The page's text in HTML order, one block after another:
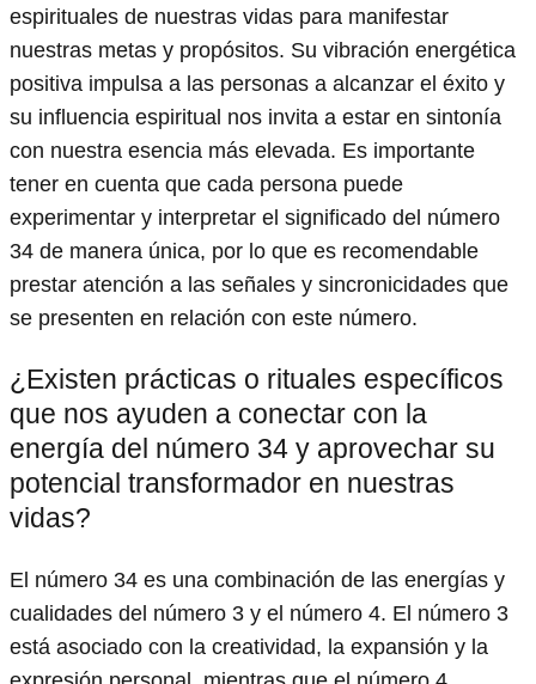
espirituales de nuestras vidas para manifestar
nuestras metas y propósitos. Su vibración energética
positiva impulsa a las personas a alcanzar el éxito y
su influencia espiritual nos invita a estar en sintonía
con nuestra esencia más elevada. Es importante
tener en cuenta que cada persona puede
experimentar y interpretar el significado del número
34 de manera única, por lo que es recomendable
prestar atención a las señales y sincronicidades que
se presenten en relación con este número.
¿Existen prácticas o rituales específicos
que nos ayuden a conectar con la
energía del número 34 y aprovechar su
potencial transformador en nuestras
vidas?
El número 34 es una combinación de las energías y
cualidades del número 3 y el número 4. El número 3
está asociado con la creatividad, la expansión y la